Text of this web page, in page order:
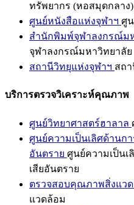
ทรัพยากร (หอสมุดกลาง)
ศูนย์หนังสือแห่งจุฬาฯ ศู
สำนักพิมพ์จุฬาลงกรณ์ม
จุฬาลงกรณ์มหาวิทยาลัย
สถานีวิทยุแห่งจุฬาฯ สถ
บริการตรวจวิเคราะห์คุณภาพ
ศูนย์วิทยาศาสตร์ฮาลาล
ศูนย์ความเป็นเลิศด้านก
อันตราย ศูนย์ความเป็นเ
เสียอันตราย
ตรวจสอบคุณภาพสิ่งแว
แวดล้อม